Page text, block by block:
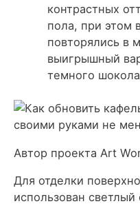
контрастных
пола, при этом
повторялись в
выигрышный
темного
Автор проекта Art
Для отделки
использован